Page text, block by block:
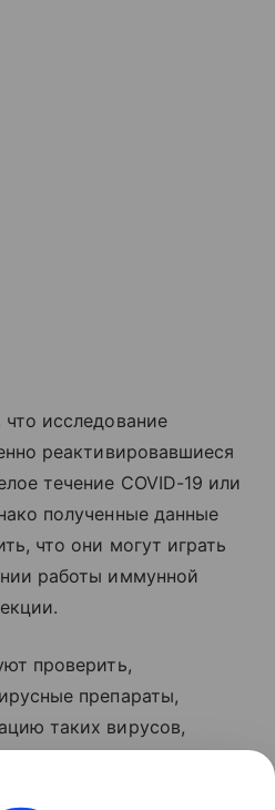
исследование
реактивировавшиеся
течение COVID-19 или
полученные данные
что они могут играть
работы иммунной
проверить,
препараты,
таких вирусов,
долгосрочных